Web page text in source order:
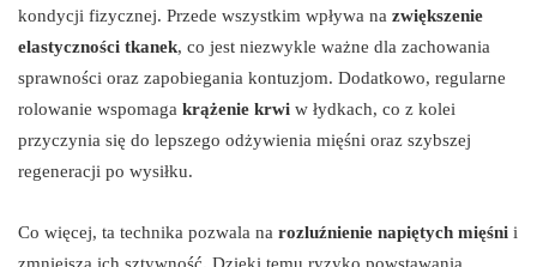
kondycji fizycznej. Przede wszystkim wpływa na zwiększenie
elastyczności tkanek, co jest niezwykle ważne dla zachowania
sprawności oraz zapobiegania kontuzjom. Dodatkowo, regularne
rolowanie wspomaga krążenie krwi w łydkach, co z kolei
przyczynia się do lepszego odżywienia mięśni oraz szybszej
regeneracji po wysiłku.
Co więcej, ta technika pozwala na rozluźnienie napiętych mięśni i
zmniejsza ich sztywność. Dzięki temu ryzyko powstawania